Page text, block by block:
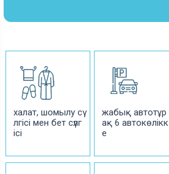
халат, шомылу сү
лгісі мен бет сүлг
ісі
жабық автотұр
ақ 6 автокөлікк
е